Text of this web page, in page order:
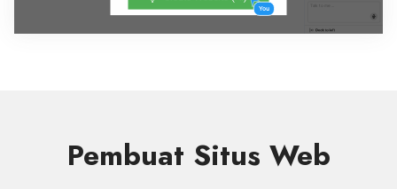
Pembuat Situs Web